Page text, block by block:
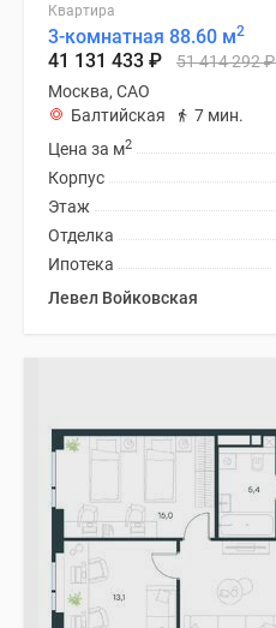
Квартира
3-комнатная 88.60 м2
41 131 433 ₽ 51 414 292₽
Москва, САО
Балтийская
7 мин.
Цена за м2
Корпус
Этаж
Отделка
Ипотека
Левел Войковская